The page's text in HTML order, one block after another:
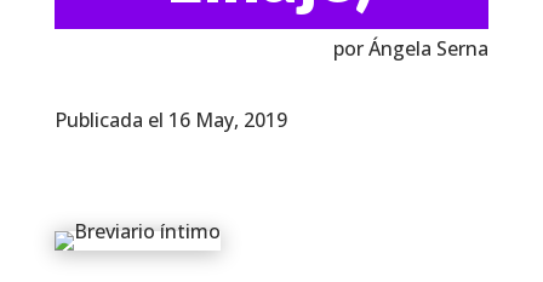
por Ángela Serna
Publicada el 16 May, 2019